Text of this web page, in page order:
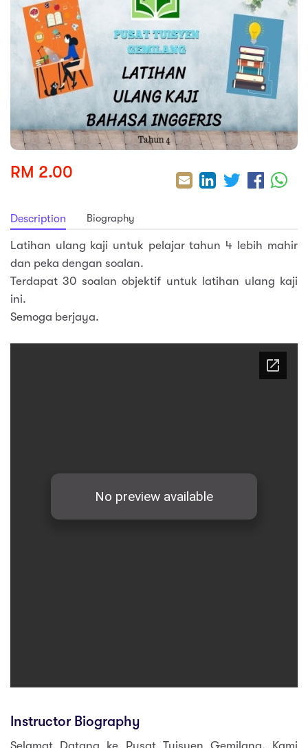
5
& Spirituality
RM 2.00
Description Biography
Latihan ulang kaji untuk pelajar tahun 4 lebih mahir
dan peka dengan soalan.
Terdapat 30 soalan objektif untuk latihan ulang kaji
ini.
Semoga berjaya.
Instructor Biography
Selamat Datang ke Pusat Tuisyen Gemilang. Kami